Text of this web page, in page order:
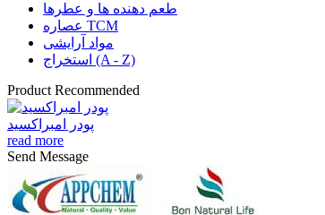
طعم دهنده ها و عطرها
عصاره TCM
مواد آرایشی
استخراج (A - Z)
Product Recommended
پودر امبراکسید
read more
Send Message